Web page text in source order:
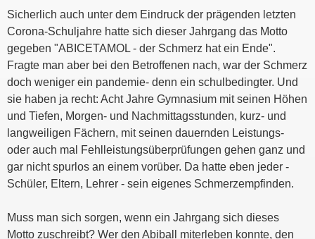
Sicherlich auch unter dem Eindruck der prägenden letzten
Corona-Schuljahre hatte sich dieser Jahrgang das Motto
gegeben "ABICETAMOL - der Schmerz hat ein Ende".
Fragte man aber bei den Betroffenen nach, war der Schmerz
doch weniger ein pandemie- denn ein schulbedingter. Und
sie haben ja recht: Acht Jahre Gymnasium mit seinen Höhen
und Tiefen, Morgen- und Nachmittagsstunden, kurz- und
langweiligen Fächern, mit seinen dauernden Leistungs-
oder auch mal Fehlleistungsüberprüfungen gehen ganz und
gar nicht spurlos an einem vorüber. Da hatte eben jeder -
Schüler, Eltern, Lehrer - sein eigenes Schmerzempfinden.
Muss man sich sorgen, wenn ein Jahrgang sich dieses
Motto zuschreibt? Wer den Abiball miterleben konnte, den